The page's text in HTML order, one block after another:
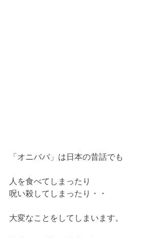
「オニババ」は日本の昔話でも
人を食べてしまったり
呪い殺してしまったり・・
大変なことをしてしまいます。